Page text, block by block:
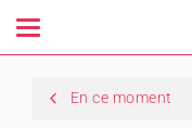
Toggle
navigation
En ce moment